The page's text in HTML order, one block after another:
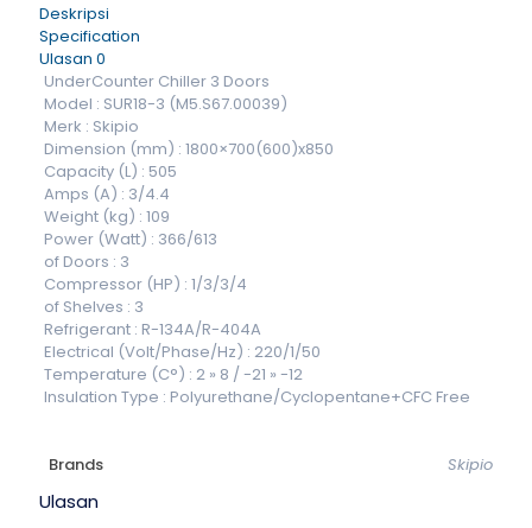
Deskripsi
Specification
Ulasan 0
UnderCounter Chiller 3 Doors
Model : SUR18-3 (M5.S67.00039)
Merk : Skipio
Dimension (mm) : 1800×700(600)x850
Capacity (L) : 505
Amps (A) : 3/4.4
Weight (kg) : 109
Power (Watt) : 366/613
of Doors : 3
Compressor (HP) : 1/3/3/4
of Shelves : 3
Refrigerant : R-134A/R-404A
Electrical (Volt/Phase/Hz) : 220/1/50
Temperature (C°) : 2 » 8 / -21 » -12
Insulation Type : Polyurethane/Cyclopentane+CFC Free
Brands Skipio
Ulasan